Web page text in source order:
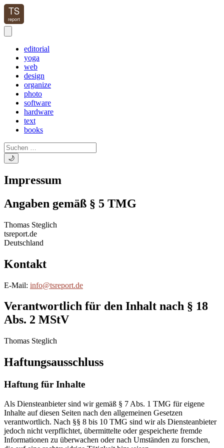
editorial
yoga
web
design
organize
photo
software
hardware
text
books
🌙
Impressum
Angaben gemäß § 5 TMG
Thomas Steglich
tsreport.de
Deutschland
Kontakt
E-Mail: info@tsreport.de
Verantwortlich für den Inhalt nach § 18
Abs. 2 MStV
Thomas Steglich
Haftungsausschluss
Haftung für Inhalte
Als Diensteanbieter sind wir gemäß § 7 Abs. 1 TMG für eigene
Inhalte auf diesen Seiten nach den allgemeinen Gesetzen
verantwortlich. Nach §§ 8 bis 10 TMG sind wir als Diensteanbieter
jedoch nicht verpflichtet, übermittelte oder gespeicherte fremde
Informationen zu überwachen oder nach Umständen zu forschen,